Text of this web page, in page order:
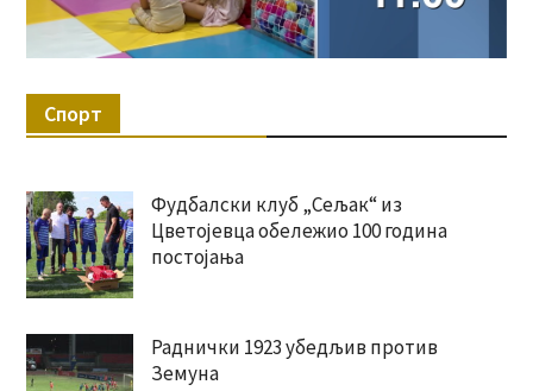
Спорт
Фудбалски клуб „Сељак“ из
Цветојевца обележио 100 година
постојања
Раднички 1923 убедљив против
Земуна